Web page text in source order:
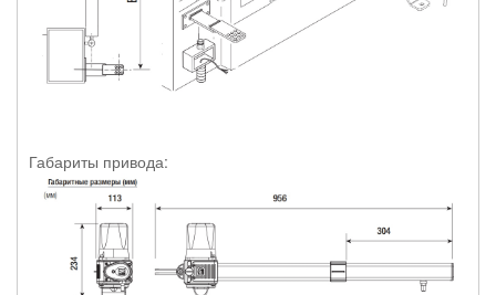
Габариты привода: